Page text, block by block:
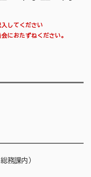
してください
におたずねください。
務課内）